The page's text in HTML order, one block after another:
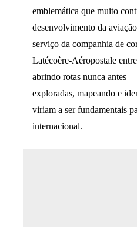
emblemática que muito
desenvolvimento da
serviço da companhia de
Latécoère-Aéropostale
abrindo rotas nunca antes
exploradas, mapeando e
viriam a ser fundamentais
internacional.